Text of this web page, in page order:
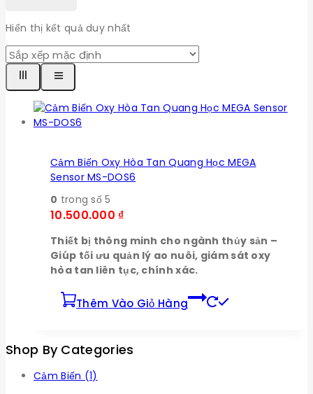
Hiển thị kết quả duy nhất
Cảm Biến Oxy Hòa Tan Quang Học MEGA
Sensor MS-DOS6
0 trong số 5
10.500.000 ₫
Thiết bị thông minh cho ngành thủy sản –
Giúp tối ưu quản lý ao nuôi, giám sát oxy
hòa tan liên tục, chính xác.
Thêm Vào Giỏ Hàng
Shop By Categories
Cảm Biến (1)